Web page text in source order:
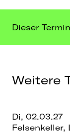
Dieser
Weitere
Di, 02.03.27
Felsenkeller,